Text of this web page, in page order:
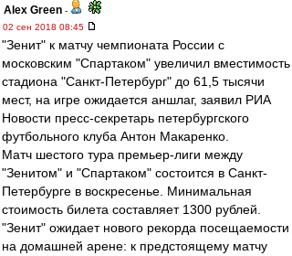
Alex Green -
02 сен 2018 08:45
"Зенит" к матчу чемпионата России с
московским "Спартаком" увеличил вместимость
стадиона "Санкт-Петербург" до 61,5 тысячи
мест, на игре ожидается аншлаг, заявил РИА
Новости пресс-секретарь петербургского
футбольного клуба Антон Макаренко.
Матч шестого тура премьер-лиги между
"Зенитом" и "Спартаком" состоится в Санкт-
Петербурге в воскресенье. Минимальная
стоимость билета составляет 1300 рублей.
"Зенит" ожидает нового рекорда посещаемости
на домашней арене: к предстоящему матчу